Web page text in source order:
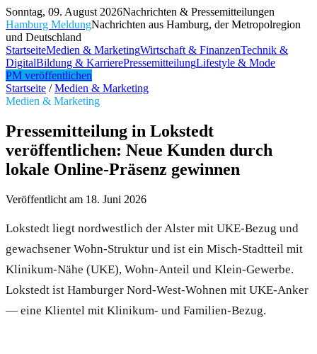
Sonntag, 09. August 2026Nachrichten & Pressemitteilungen
Hamburg MeldungNachrichten aus Hamburg, der Metropolregion
und Deutschland
StartseiteMedien & MarketingWirtschaft & FinanzenTechnik &
DigitalBildung & KarrierePressemitteilungLifestyle & Mode
PM veröffentlichen
Startseite /Medien & Marketing
Medien & Marketing
Pressemitteilung in Lokstedt
veröffentlichen: Neue Kunden durch
lokale Online-Präsenz gewinnen
Veröffentlicht am 18. Juni 2026
Lokstedt liegt nordwestlich der Alster mit UKE-Bezug und
gewachsener Wohn-Struktur und ist ein Misch-Stadtteil mit
Klinikum-Nähe (UKE), Wohn-Anteil und Klein-Gewerbe.
Lokstedt ist Hamburger Nord-West-Wohnen mit UKE-Anker
— eine Klientel mit Klinikum- und Familien-Bezug.